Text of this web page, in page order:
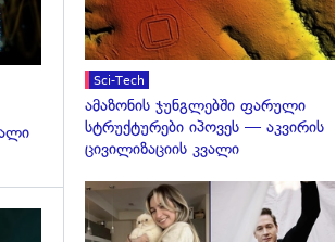
გადახედვა
Sci-Tech
ამაზონის ჯუნგლებში ფარული
სტრუქტურები იპოვეს — აკვირის
ცივილიზაციის კვალი